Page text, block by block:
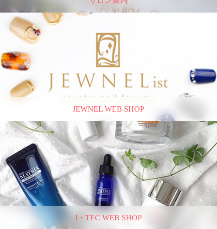
JEWNEL WEB SHOP
I・TEC WEB SHOP